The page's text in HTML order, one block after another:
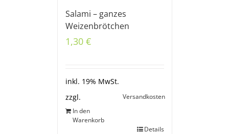
Salami – ganzes
Weizenbrötchen
1,30 €
inkl. 19% MwSt.
zzgl.
Versandkosten
In den
Warenkorb
Details